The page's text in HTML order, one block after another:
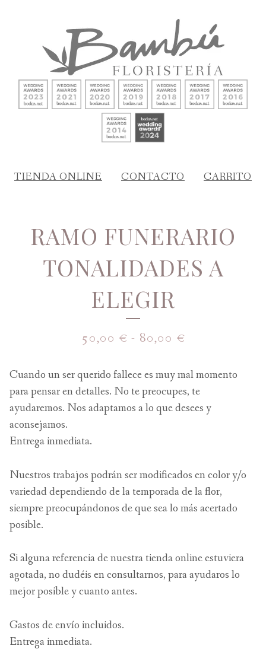
TIENDA ONLINE CONTACTO CARRITO
RAMO FUNERARIO
TONALIDADES A
ELEGIR
50,00 € - 80,00 €
Cuando un ser querido fallece es muy mal momento
para pensar en detalles. No te preocupes, te
ayudaremos. Nos adaptamos a lo que desees y
aconsejamos.
Entrega inmediata.
Nuestros trabajos podrán ser modificados en color y/o
variedad dependiendo de la temporada de la flor,
siempre preocupándonos de que sea lo más acertado
posible.
Si alguna referencia de nuestra tienda online estuviera
agotada, no dudéis en consultarnos, para ayudaros lo
mejor posible y cuanto antes.
Gastos de envío incluidos.
Entrega inmediata.